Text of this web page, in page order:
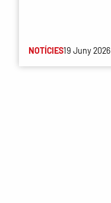
NOTÍCIES19 Juny 2026